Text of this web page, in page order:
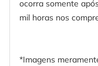
ocorra somente
mil horas nos
*Imagens